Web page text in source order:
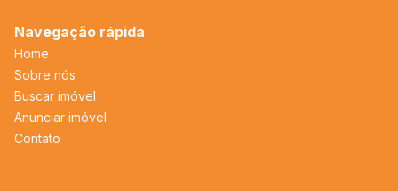
Navegação rápida
Home
Sobre nós
Buscar imóvel
Anunciar imóvel
Contato